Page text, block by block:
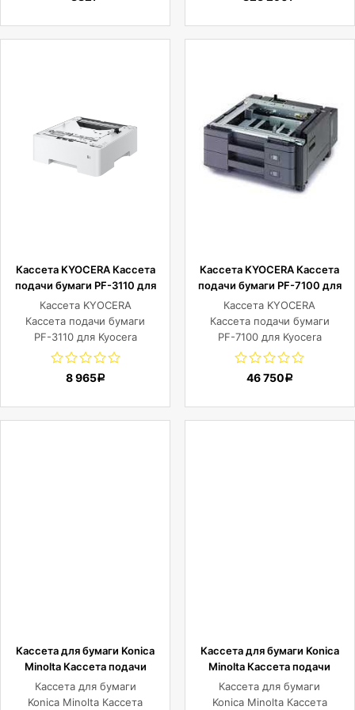
Кассета KYOCERA Кассета
подачи бумаги PF-3110 для
Kyocera
M3145dn//M3145idn/M3645dn/M3645idn/M3655idn/M3660idn/
P3145dn/P3150dn/P3155dn/P3260dn,
500 л.
Кассета KYOCERA
Кассета подачи бумаги
PF-3110 для Kyocera
M3145dn//M3145idn/M3645dn/M3645idn/M3655idn/M3660idn/
500 л.
8 965Р
Кассета KYOCERA Кассета
подачи бумаги PF-7100 для
Kyocera TASKalfa
4002i/5002i/5003ci/6002i/
5052ci/5053ci/6052ci/6053ci,
2х500 л.
Кассета KYOCERA
Кассета подачи бумаги
PF-7100 для Kyocera
TASKalfa
5052ci/5053ci/6052ci/6053ci,
46 750 Р
Кассета для бумаги Konica
Minolta Кассета подачи
бумаги LU-207 для Konica-
Minolta bizhab
Кассета для бумаги
Konica Minolta Кассета
Кассета для бумаги Konica
Minolta Кассета подачи
бумаги LU-302 для Konica-
Minolta bizhub
Кассета для бумаги
Konica Minolta Кассета